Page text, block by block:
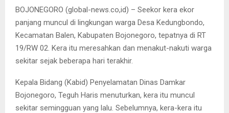
BOJONEGORO (global-news.co,id) – Seekor kera ekor
panjang muncul di lingkungan warga Desa Kedungbondo,
Kecamatan Balen, Kabupaten Bojonegoro, tepatnya di RT
19/RW 02. Kera itu meresahkan dan menakut-nakuti warga
sekitar sejak beberapa hari terakhir.
Kepala Bidang (Kabid) Penyelamatan Dinas Damkar
Bojonegoro, Teguh Haris menuturkan, kera itu muncul
sekitar semingguan yang lalu. Sebelumnya, kera-kera itu